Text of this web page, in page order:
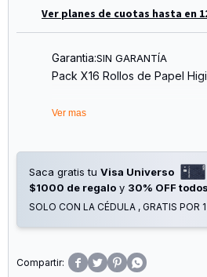
Ver planes de cuotas hasta en
Garantia:SIN GARANTÍA
Pack X16 Rollos de Papel
Ver mas
Saca gratis tu Visa Universo
$1000 de regalo y 30% OFF
SOLO CON LA CÉDULA , GRATIS POR
   